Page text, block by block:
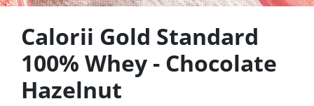
Calorii Gold Standard
100% Whey - Chocolate
Hazelnut